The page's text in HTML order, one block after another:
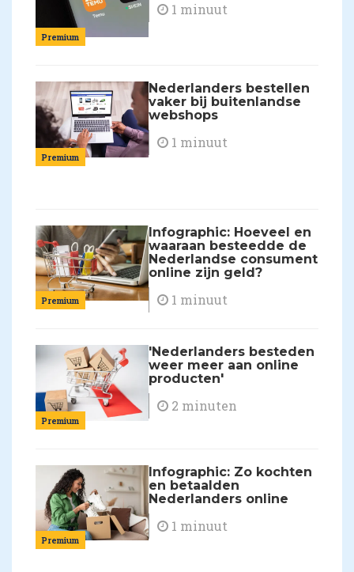
Premium
1 minuut
Premium
Nederlanders bestellen
vaker bij buitenlandse
webshops
1 minuut
Premium
Infographic: Hoeveel en
waaraan besteedde de
Nederlandse consument
online zijn geld?
1 minuut
Premium
'Nederlanders besteden
weer meer aan online
producten'
2 minuten
Premium
Infographic: Zo kochten
en betaalden
Nederlanders online
1 minuut